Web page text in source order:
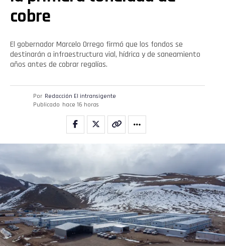
cobre
El gobernador Marcelo Orrego firmó que los fondos se
destinarán a infraestructura vial, hídrica y de saneamiento
años antes de cobrar regalías.
Por Redacción El intransigente
Publicado hace 16 horas